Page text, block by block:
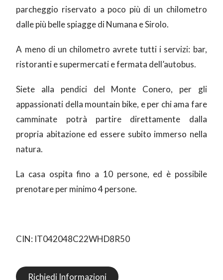
parcheggio riservato a poco più di un chilometro
dalle più belle spiagge di Numana e Sirolo.
A meno di un chilometro avrete tutti i servizi: bar,
ristoranti e supermercati e fermata dell’autobus.
Siete alla pendici del Monte Conero, per gli
appassionati della mountain bike, e per chi ama fare
camminate potrà partire direttamente dalla
propria abitazione ed essere subito immerso nella
natura.
La casa ospita fino a 10 persone, ed è possibile
prenotare per minimo 4 persone.
CIN: IT042048C22WHD8R50
Richiedi Informazioni